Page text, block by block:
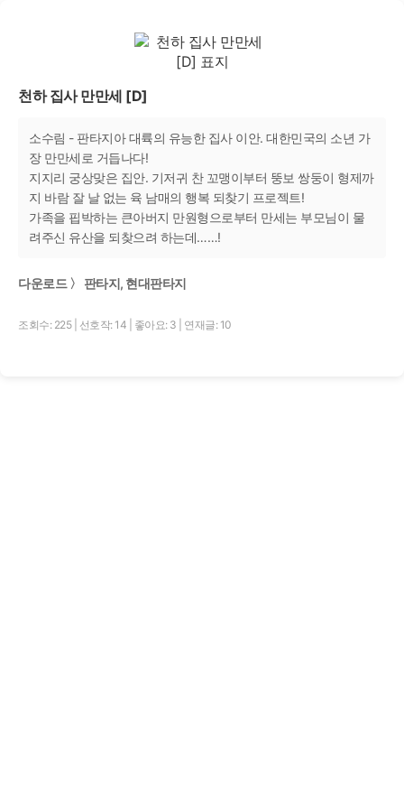
천하 집사 만만세 [D]
소수림 - 판타지아 대륙의 유능한 집사 이안. 대한민국의 소년 가
장 만만세로 거듭나다!
지지리 궁상맞은 집안. 기저귀 찬 꼬맹이부터 뚱보 쌍둥이 형제까
지 바람 잘 날 없는 육 남매의 행복 되찾기 프로젝트!
가족을 핍박하는 큰아버지 만원형으로부터 만세는 부모님이 물
려주신 유산을 되찾으려 하는데……!
다운로드 〉 판타지, 현대판타지
조회수: 225 선호작: 14 좋아요: 3 연재글: 10